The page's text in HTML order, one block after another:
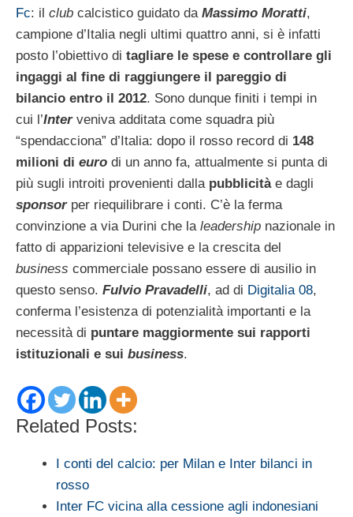
Fc: il club calcistico guidato da Massimo Moratti,
campione d’Italia negli ultimi quattro anni, si è infatti
posto l’obiettivo di tagliare le spese e controllare gli
ingaggi al fine di raggiungere il pareggio di
bilancio entro il 2012. Sono dunque finiti i tempi in
cui l’Interveniva additata come squadra più
“spendacciona” d’Italia: dopo il rosso record di 148
milioni di euro di un anno fa, attualmente si punta di
più sugli introiti provenienti dalla pubblicitàe dagli
sponsorper riequilibrare i conti. C’è la ferma
convinzione a via Durini che la leadership nazionale in
fatto di apparizioni televisive e la crescita del
business commerciale possano essere di ausilio in
questo senso. Fulvio Pravadelli, ad di Digitalia 08,
conferma l’esistenza di potenzialità importanti e la
necessità di puntare maggiormente sui rapporti
istituzionali e sui business.
Related Posts:
I conti del calcio: per Milan e Inter bilanci in
rosso
Inter FC vicina alla cessione agli indonesiani